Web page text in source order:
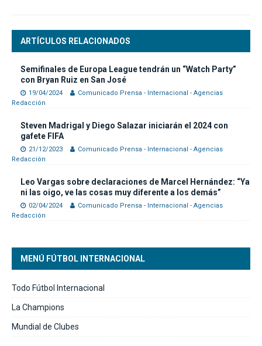
ARTÍCULOS RELACIONADOS
Semifinales de Europa League tendrán un “Watch Party”
con Bryan Ruiz en San José
19/04/2024
Comunicado Prensa - Internacional - Agencias
Redacción
Steven Madrigal y Diego Salazar iniciarán el 2024 con
gafete FIFA
21/12/2023
Comunicado Prensa - Internacional - Agencias
Redacción
Leo Vargas sobre declaraciones de Marcel Hernández: “Ya
ni las oigo, ve las cosas muy diferente a los demás”
02/04/2024
Comunicado Prensa - Internacional - Agencias
Redacción
MENÚ FÚTBOL INTERNACIONAL
Todo Fútbol Internacional
La Champions
Mundial de Clubes